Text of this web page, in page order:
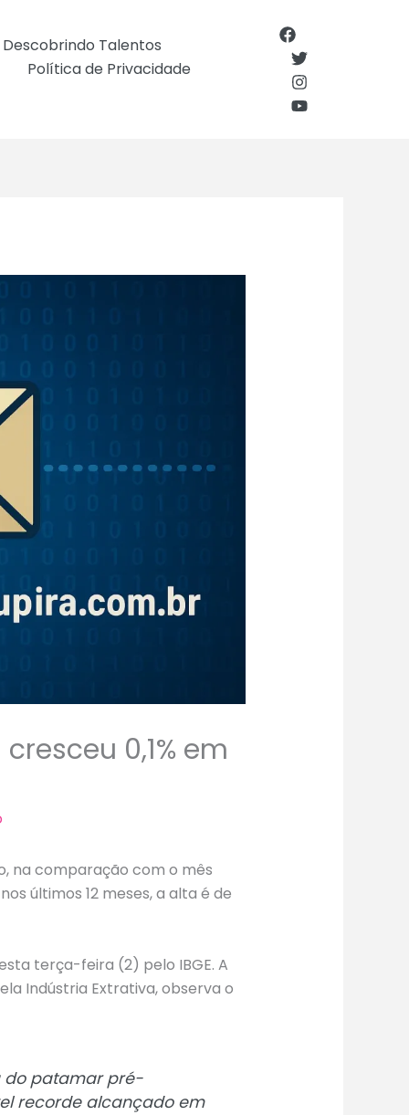
Descobrindo Talentos
Política de Privacidade
0,1% em
na comparação com o mês
últimos 12 meses, a alta é de
terça-feira (2) pelo IBGE. A
Indústria Extrativa, observa o
do patamar pré-
recorde alcançado em